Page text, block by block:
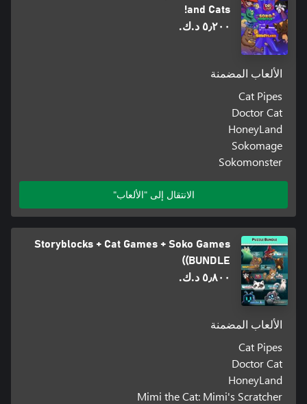
and Cats!
٥٫٢٠٠ د.ك.‏
الألعاب المضمنة
Cat Pipes
Doctor Cat
HoneyLand
Sokomage
Sokomonster
الانتقال إلى "الألعاب"
Storyblocks + Cat Games + Soko Games
(BUNDLE)
٥٫٨٠٠ د.ك.‏
الألعاب المضمنة
Cat Pipes
Doctor Cat
HoneyLand
Mimi the Cat: Mimi's Scratcher